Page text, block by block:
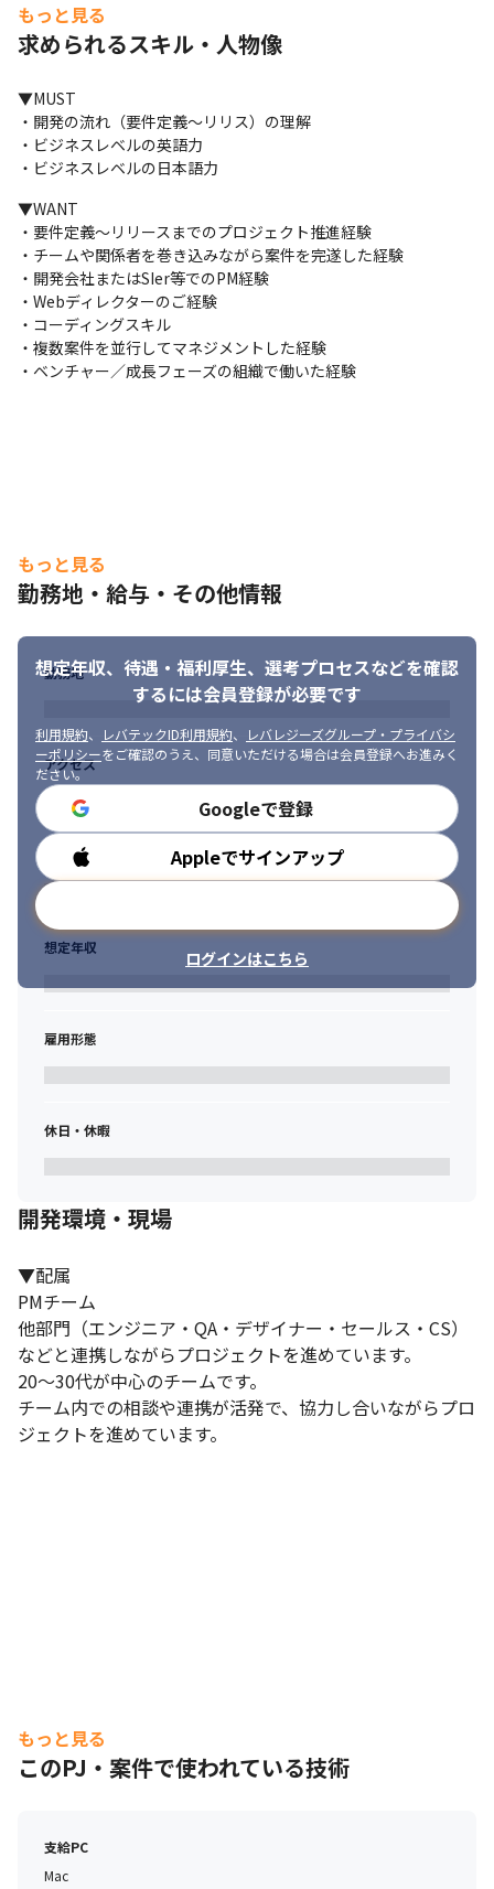
・顧客受入テストおよび不具合・改善要望の調整
・リリース計画の策定およびリリース全体のディレクション
▼この仕事の魅力
・英語力を活用し、グローバルに活躍できる
・年齢や経験年数に関係なく、大きな裁量を持って案件を動かせ
・裁量の大きい案件を経験することで、PMとしての判断力・推進
力が磨かれる
・クライアントと近い距離で、成果への手応えを実感できる
・「自分はこの案件にどう貢献できたのか」が明確になる環境
▼こんな方に向いています！
・英語を使ってグローバルに活躍したい
・大手案件でPMをしているが、裁量の小ささに物足りなさを感じ
ている方
※業務内容の変更の範囲
会社の定める業務（原則として上記業務に従事いただきますが、
組織体制の変更等により変更となる可能性があります。）
もっと見る
求められるスキル・人物像
▼MUST
・開発の流れ（要件定義〜リリス）の理解
・ビジネスレベルの英語力
・ビジネスレベルの日本語力
▼WANT
・要件定義〜リリースまでのプロジェクト推進経験
・チームや関係者を巻き込みながら案件を完遂した経験
・開発会社またはSIer等でのPM経験
・Webディレクターのご経験
・コーディングスキル
・複数案件を並行してマネジメントした経験
・ベンチャー／成長フェーズの組織で働いた経験
もっと見る
勤務地・給与・その他情報
想定年収、待遇・福利厚生、 選考プロセスなどを確認
するには会員登録が必要です
利用規約、 レバテックID利用規約、
レバレジーズグループ・プライバシ
ーポリシーをご確認のうえ、同意いただける場合は会員登録へお進みく
ださい。
Googleで登録
Appleでサインアップ
ログインはこちら
勤務地
アクセス
勤務時間
想定年収
雇用形態
休日・休暇
開発環境・現場
▼配属
PMチーム
他部門（エンジニア・QA・デザイナー・セールス・CS）
などと連携しながらプロジェクトを進めています。
20〜30代が中心のチームです。
チーム内での相談や連携が活発で、協力し合いながらプロ
ジェクトを進めています。
もっと見る
このPJ・案件で使われている技術
支給PC
Mac